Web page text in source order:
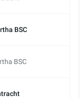
BSC
BSC